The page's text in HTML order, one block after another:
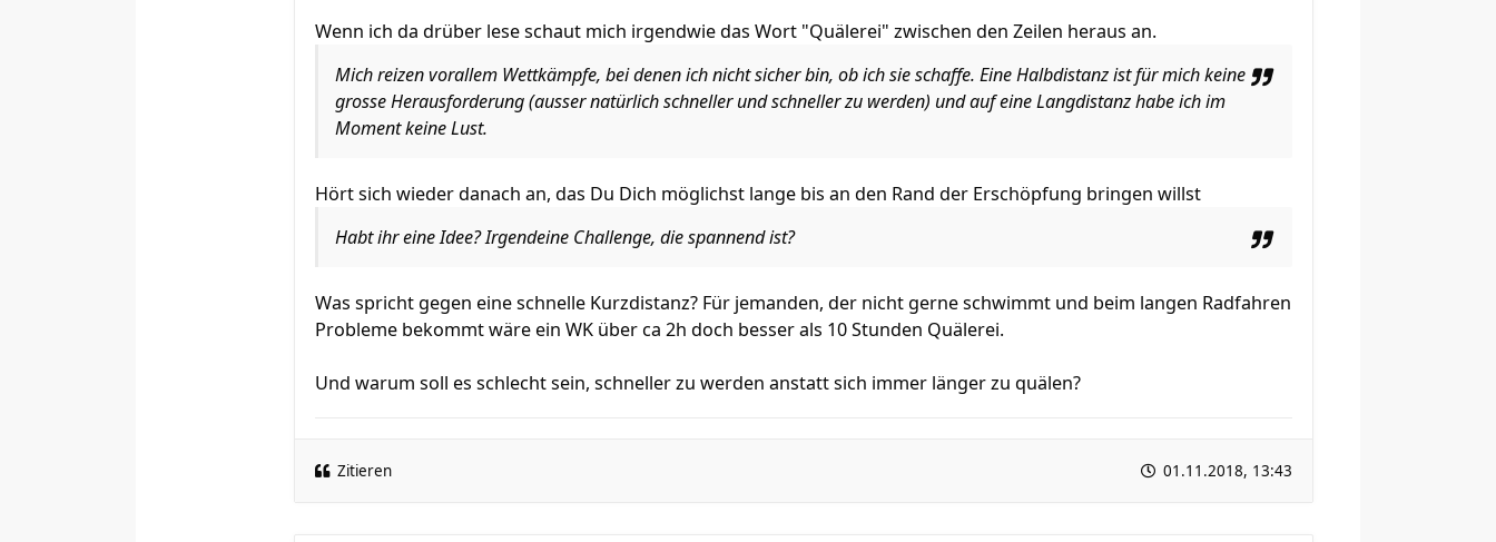
Wenn ich da drüber lese schaut mich irgendwie das Wort "Quälerei" zwischen den Zeilen heraus an.
Mich reizen vorallem Wettkämpfe, bei denen ich nicht sicher bin, ob ich sie schaffe. Eine Halbdistanz ist für mich keine
grosse Herausforderung (ausser natürlich schneller und schneller zu werden) und auf eine Langdistanz habe ich im
Moment keine Lust.
Hört sich wieder danach an, das Du Dich möglichst lange bis an den Rand der Erschöpfung bringen willst
Habt ihr eine Idee? Irgendeine Challenge, die spannend ist?
Was spricht gegen eine schnelle Kurzdistanz? Für jemanden, der nicht gerne schwimmt und beim langen Radfahren
Probleme bekommt wäre ein WK über ca 2h doch besser als 10 Stunden Quälerei.
Und warum soll es schlecht sein, schneller zu werden anstatt sich immer länger zu quälen?
Zitieren 01.11.2018, 13:43